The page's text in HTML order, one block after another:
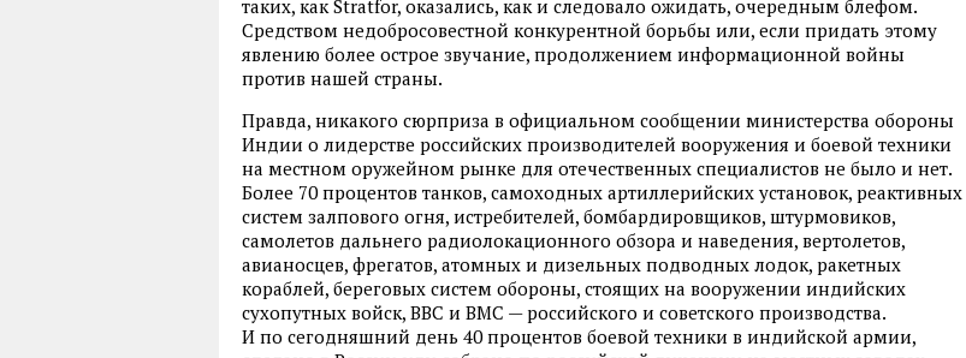
таких, как Stratfor, оказались, как и следовало ожидать, очередным блефом.
Средством недобросовестной конкурентной борьбы или, если придать этому
явлению более острое звучание, продолжением информационной войны
против нашей страны.
Правда, никакого сюрприза в официальном сообщении министерства обороны
Индии о лидерстве российских производителей вооружения и боевой техники
на местном оружейном рынке для отечественных специалистов не было и нет.
Более 70 процентов танков, самоходных артиллерийских установок, реактивных
систем залпового огня, истребителей, бомбардировщиков, штурмовиков,
самолетов дальнего радиолокационного обзора и наведения, вертолетов,
авианосцев, фрегатов, атомных и дизельных подводных лодок, ракетных
кораблей, береговых систем обороны, стоящих на вооружении индийских
сухопутных войск, ВВС и ВМС — российского и советского производства.
И по сегодняшний день 40 процентов боевой техники в индийской армии,